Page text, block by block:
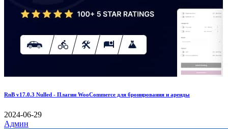
RnB v17.0.3 Nulled - Плагин WooCommerce для бронирования и аренды
2024-06-29
Админ